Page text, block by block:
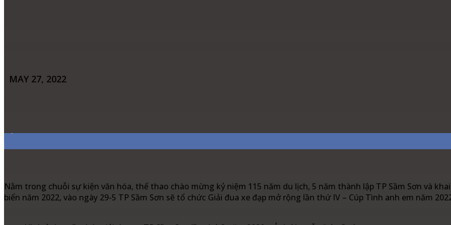
MAY 27, 2022
Nằm trong chuỗi sự kiện văn hóa, thể thao chào mừng kỷ niệm 115 năm du lịch, 5 năm thành lập TP Sầm Sơn và
biển năm 2022, vào ngày 29-5 TP Sầm Sơn sẽ tổ chức Giải đua xe đạp mở rộng lần thứ IV – Cúp Tình anh em năm